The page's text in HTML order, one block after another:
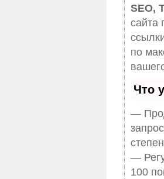
SEO,
сайта
по
Что
—
—
100